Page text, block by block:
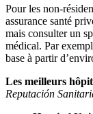
Pour les
assurance santé
mais consulter un
médical. Par
base à partir
Les meilleurs
Reputación